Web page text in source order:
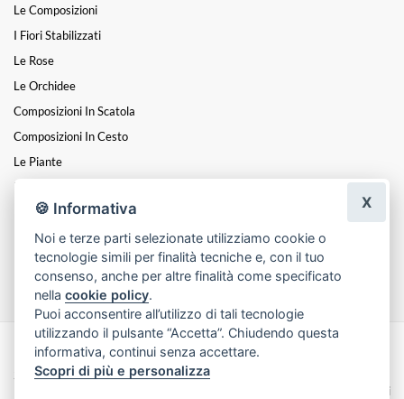
Le Composizioni
I Fiori Stabilizzati
Le Rose
Le Orchidee
Composizioni In Scatola
Composizioni In Cesto
Le Piante
Fiori A Steli
I Centrotavola
I Cuori
Funebre
Made with byInfoser.it- Realizzazione Siti ecommerce per Fioristi
2026
Termini e Condizioni
🍪 Informativa
Noi e terze parti selezionate utilizziamo cookie o
tecnologie simili per finalità tecniche e, con il tuo
consenso, anche per altre finalità come specificato
nellacookie policy.
Puoi acconsentire all’utilizzo di tali tecnologie
utilizzando il pulsante “Accetta”. Chiudendo questa
informativa, continui senza accettare.
Scopri di più e personalizza
X